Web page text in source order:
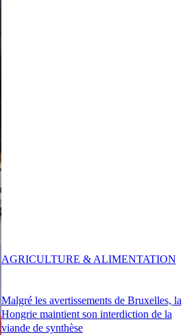
Malgré les avertissements de Bruxelles, la
Hongrie maintient son interdiction de la
viande de synthèse
AGRICULTURE & ALIMENTATION